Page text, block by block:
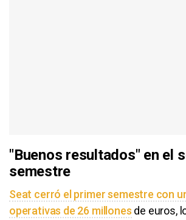
"Buenos resultados" en el
semestre
Seat cerró el primer semestre con
operativas de 26 millones de euros,